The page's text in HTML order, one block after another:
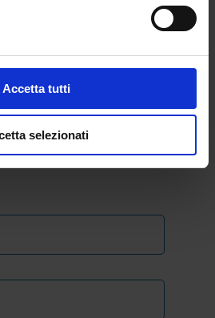
Accetta tutti
selezionati
il form e
informazioni
formativa